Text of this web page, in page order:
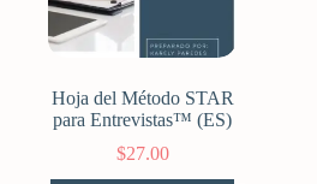
Hoja del Método STAR
para Entrevistas™ (ES)
$27.00